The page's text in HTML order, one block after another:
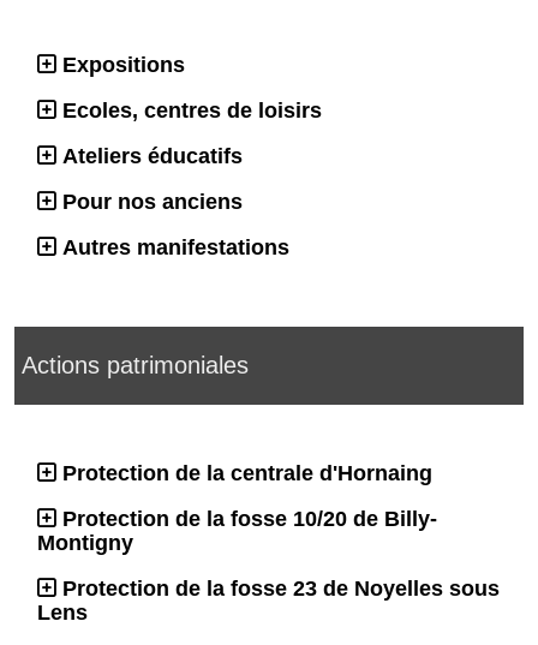
Expositions
Ecoles, centres de loisirs
Ateliers éducatifs
Pour nos anciens
Autres manifestations
Actions patrimoniales
Protection de la centrale d'Hornaing
Protection de la fosse 10/20 de Billy-
Montigny
Protection de la fosse 23 de Noyelles sous
Lens